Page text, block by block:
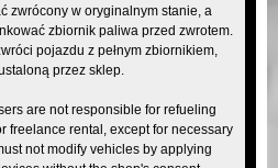
zwrócony w oryginalnym stanie, a
zbiornik paliwa przed zwrotem.
pojazdu z pełnym zbiornikiem,
przez sklep.
are not responsible for refueling
freelance rental, except for necessary
not modify vehicles by applying